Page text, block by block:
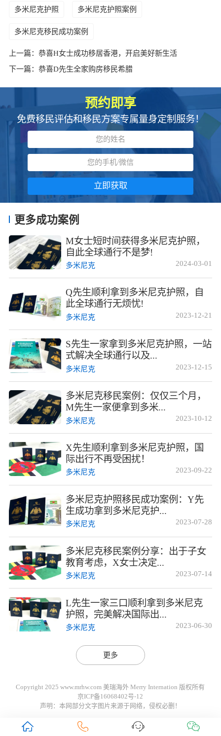
多米尼克护照 多米尼克护照案例
多米尼克移民成功案例
上一篇： 恭喜H女士成功移居香港，开启美好新生活
下一篇： 恭喜D先生全家购房移民希腊
预约即享
免费移民评估和移民方案专属量身定制服务！
立即获取
更多成功案例
M女士短时间获得多米尼克护照，
自此全球通行不是梦!
2024-03-01
多米尼克
Q先生顺利拿到多米尼克护照，自
此全球通行无烦忧!
2023-12-21
多米尼克
S先生一家拿到多米尼克护照，一站
式解决全球通行以及...
2023-12-15
多米尼克
多米尼克移民案例：仅仅三个月，
M先生一家便拿到多米...
2023-10-12
多米尼克
X先生顺利拿到多米尼克护照，国
际出行不再受困扰！
2023-09-22
多米尼克
多米尼克护照移民成功案例：Y先
生成功拿到多米尼克护...
2023-07-28
多米尼克
多米尼克移民案例分享：出于子女
教育考虑，X女士决定...
2023-07-14
多米尼克
L先生一家三口顺利拿到多米尼克
护照，完美解决国际出...
2023-06-30
多米尼克
更多
Copyright 2025 www.mrhw.com 美瑞海外 Merry Internation 版权所有
京ICP备16068402号-12
声明：本网部分文字图片来源于网络，侵权必删！